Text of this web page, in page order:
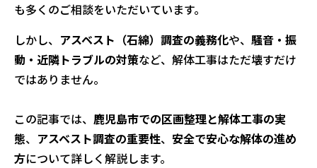
も多くのご相談をいただいています。
しかし、 アスベスト（石綿）調査の義務化や、 騒音・振
動・近隣トラブルの対策など、解体工事はただ壊すだけ
ではありません。
この記事では、 鹿児島市での区画整理と解体工事の実
態、 アスベスト調査の重要性、 安全で安心な解体の進め
方について詳しく解説します。